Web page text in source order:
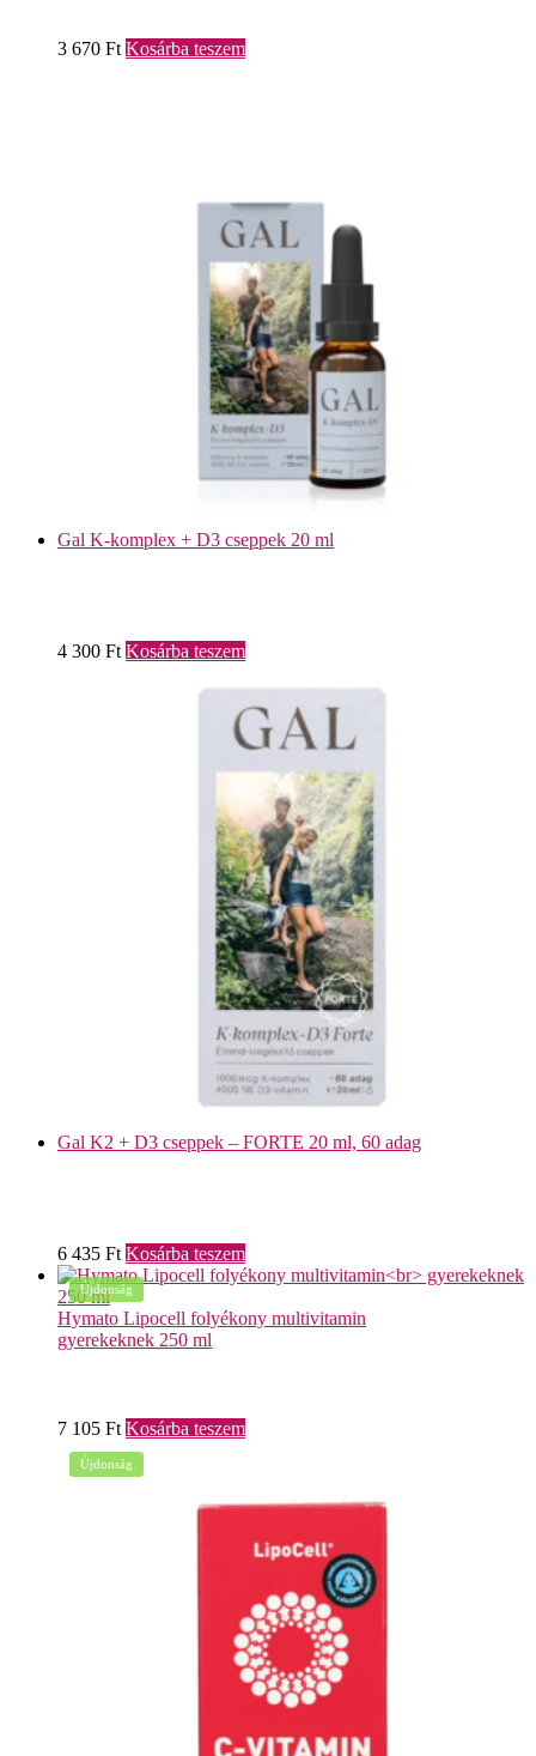
3 670 Ft Kosárba teszem
Gal K-komplex + D3 cseppek 20 ml
4 300 Ft Kosárba teszem
Gal K2 + D3 cseppek – FORTE 20 ml, 60 adag
6 435 Ft Kosárba teszem
Újdonság
Hymato Lipocell folyékony multivitamin
gyerekeknek 250 ml
7 105 Ft Kosárba teszem
Újdonság